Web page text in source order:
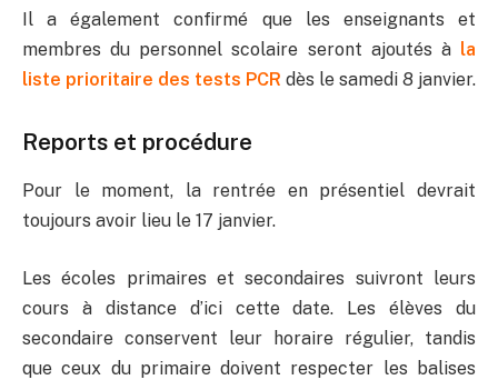
Il a également confirmé que les enseignants et
membres du personnel scolaire seront ajoutés à la
liste prioritaire des tests PCR dès le samedi 8 janvier.
Reports et procédure
Pour le moment, la rentrée en présentiel devrait
toujours avoir lieu le 17 janvier.
Les écoles primaires et secondaires suivront leurs
cours à distance d’ici cette date. Les élèves du
secondaire conservent leur horaire régulier, tandis
que ceux du primaire doivent respecter les balises